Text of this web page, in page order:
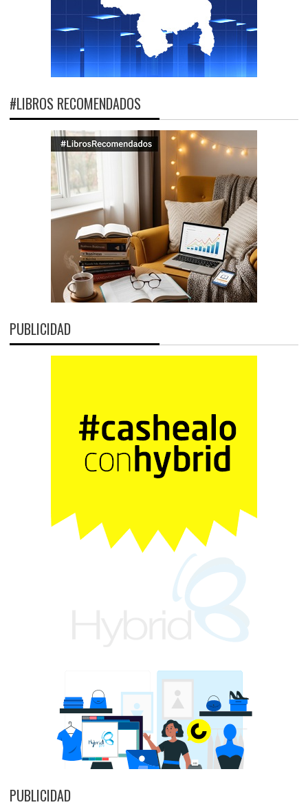
#LIBROS RECOMENDADOS
PUBLICIDAD
PUBLICIDAD